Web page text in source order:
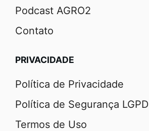
Podcast AGRO2
Contato
PRIVACIDADE
Política de Privacidade
Política de Segurança LGPD
Termos de Uso